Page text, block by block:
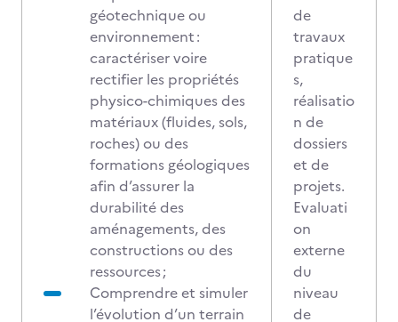
géotechnique ou
environnement :
caractériser voire
rectifier les propriétés
physico-chimiques des
matériaux (fluides, sols,
roches) ou des
formations géologiques
afin d’assurer la
durabilité des
aménagements, des
constructions ou des
ressources ;
Comprendre et simuler
l’évolution d’un terrain
de
travaux
pratique
s,
réalisatio
n de
dossiers
et de
projets.
Evaluati
on
externe
du
niveau
de